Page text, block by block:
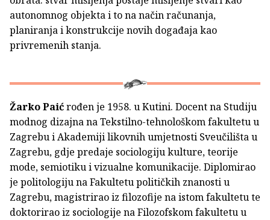
autonomnog objekta i to na način računanja,
planiranja i konstrukcije novih događaja kao
privremenih stanja.
Žarko Paićrođen je 1958. u Kutini. Docent na Studiju
modnog dizajna na Tekstilno-tehnološkom fakultetu u
Zagrebu i Akademiji likovnih umjetnosti Sveučilišta u
Zagrebu, gdje predaje sociologiju kulture, teorije
mode, semiotiku i vizualne komunikacije. Diplomirao
je politologiju na Fakultetu političkih znanosti u
Zagrebu, magistrirao iz filozofije na istom fakultetu te
doktorirao iz sociologije na Filozofskom fakultetu u